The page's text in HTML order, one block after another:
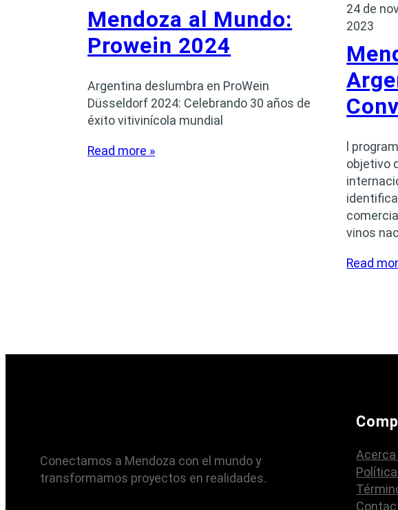
Mendoza al Mundo:
Prowein 2024
Argentina deslumbra en ProWein
Düsseldorf 2024: Celebrando 30 años de
éxito vitivinícola mundial
Read more »
24 de
2023
l
objetivo
vinos
Read
Conectamos a Mendoza con el mundo y
transformamos proyectos en realidades.